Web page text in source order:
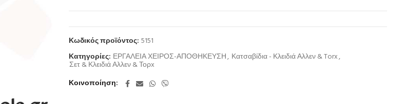
Κωδικός προϊόντος: 5151
Κατηγορίες: ΕΡΓΑΛΕΙΑ ΧΕΙΡΟΣ-ΑΠΟΘΗΚΕΥΣΗ, Κατσαβίδια - Κλειδιά Αλλεν & Torx,
Σετ & Κλειδιά Αλλεν & Τορx
Κοινοποίηση